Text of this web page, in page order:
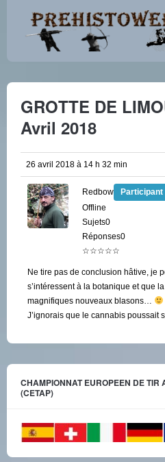
GROTTE DE
Avril 2018
26 avril 2018 à 14 h 32 min
Redbow
Participant
Offline
Sujets0
Réponses0
☆☆☆☆☆
Ne tire pas de conclusion hâtive, je
s’intéressent à la botanique et que
magnifiques nouveaux blasons…
J’ignorais que le cannabis poussait
CHAMPIONNAT EUROPEEN DE TIR
(CETAP)